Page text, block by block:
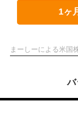
1ヶ
まーしーによる米国
バ